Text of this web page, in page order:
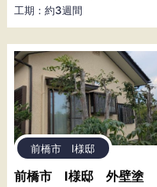
工期：約3週間
前橋市 I様邸
前橋市 I様邸 外壁塗